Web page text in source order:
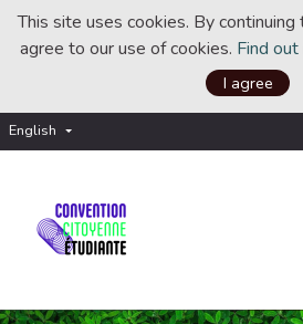
This site uses cookies. By
agree to our use of cookies. Find
I agree
English Choisir la langue